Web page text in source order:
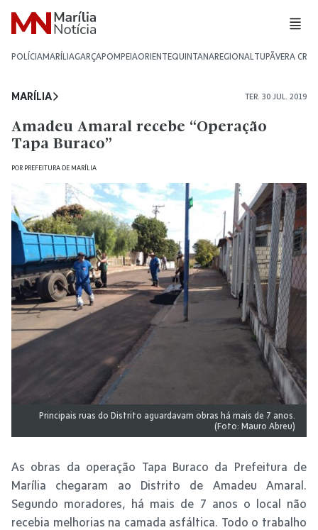
POLÍCIAMARÍLIAGARÇAPOMPEIAORIENTEQUINTANAREGIONALTUPÃVERA CRUZ
MARÍLIA TER. 30 JUL. 2019
Amadeu Amaral recebe “Operação
Tapa Buraco”
POR PREFEITURA DE MARÍLIA
Principais ruas do Distrito aguardavam obras há mais de 7 anos.
(Foto: Mauro Abreu)
As obras da operação Tapa Buraco da Prefeitura de
Marília chegaram ao Distrito de Amadeu Amaral.
Segundo moradores, há mais de 7 anos o local não
recebia melhorias na camada asfáltica. Todo o trabalho